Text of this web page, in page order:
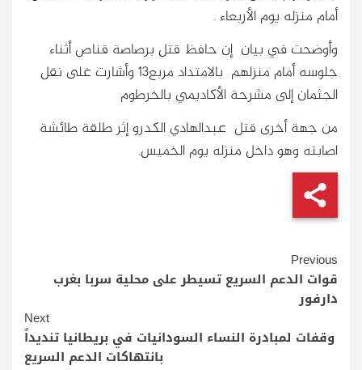
أمام منزله يوم الأربعاء .
وأوضحت في بيان إن حافظ قتل برصاصة قناص أثناء
جلوسه أمام منزلهم بالامتداد مربع13 وأشارت غلى نقل
الجثمان إلى مشرحة الأكاديمي بالخرطوم
من جهة أخرى قتل عبدالهادي الكدرو إثر طلقة طائشة
اصابته وهو داخل منزله يوم الخميس.
Continue
Reading
Previous
قوات الدعم السريع تسيطر على محلية سربا بغرب
دارفور
Next
وقفات لمبادرة النساء السودانيات في بريطانيا تنديداً
بانتهاكات الدعم السريع